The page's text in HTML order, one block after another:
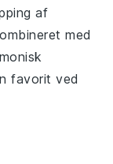
af
med
favorit ved